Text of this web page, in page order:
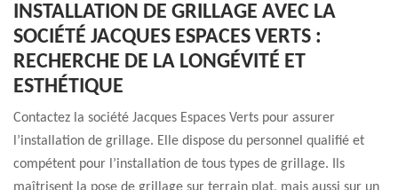
INSTALLATION DE GRILLAGE AVEC LA
SOCIÉTÉ JACQUES ESPACES VERTS :
RECHERCHE DE LA LONGÉVITÉ ET
ESTHÉTIQUE
Contactez la société Jacques Espaces Verts pour assurer
l’installation de grillage. Elle dispose du personnel qualifié et
compétent pour l’installation de tous types de grillage. Ils